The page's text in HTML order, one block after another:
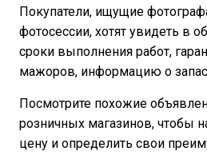
Покупатели, ищущие
фотосессии, хотят увидеть в
сроки выполнения работ,
мажоров, информацию о
Посмотрите похожие
розничных магазинов, чтобы
цену и определить свои